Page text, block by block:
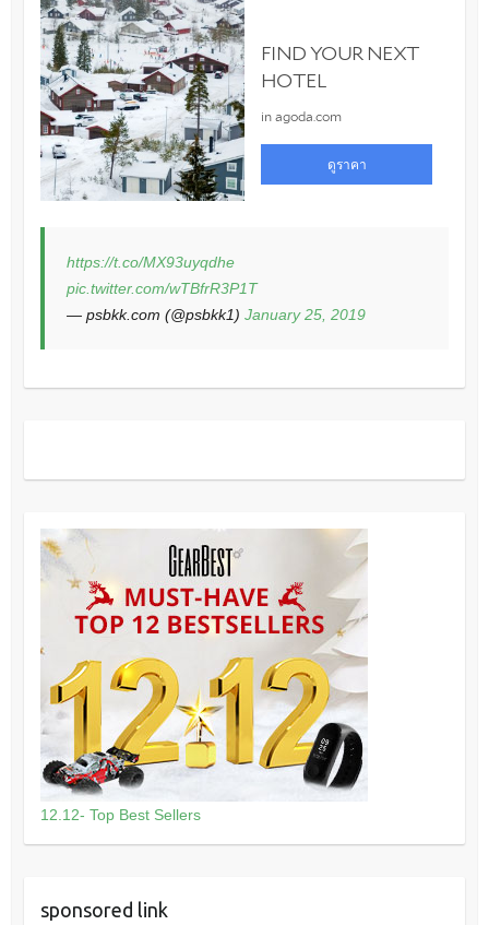
https://t.co/MX93uyqdhe
pic.twitter.com/wTBfrR3P1T
— psbkk.com (@psbkk1) January 25, 2019
12.12- Top Best Sellers
sponsored link